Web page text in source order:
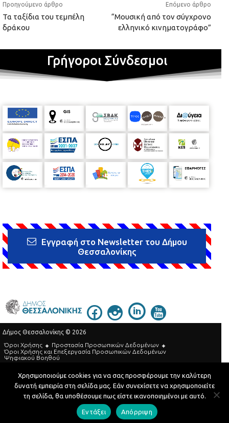
Προηγούμενο άρθρο
Τα ταξίδια του τεμπέλη
δράκου
Επόμενο άρθρο
“Μουσική από τον σύγχρονο
ελληνικό κινηματογράφο”
Γρήγοροι Σύνδεσμοι
Εγγραφή στο Newsletter του Δήμου
Θεσσαλονίκης
Δήμος Θεσσαλονίκης © 2026
Όροι Χρήσης
Προστασία Προσωπικών Δεδομένων
Όροι Xρήσης και Eπεξεργασία Προσωπικών Δεδομένων
Ψηφιακού Βοηθού
Τηλεφωνικός Κατάλογος
Developed by MyCompany Projects
Χρησιμοποιούμε cookies για να σας προσφέρουμε την καλύτερη
δυνατή εμπειρία στη σελίδα μας. Εάν συνεχίσετε να χρησιμοποιείτε
τη σελίδα, θα υποθέσουμε πως είστε ικανοποιημένοι με αυτό.
Εντάξει Απόρριψη